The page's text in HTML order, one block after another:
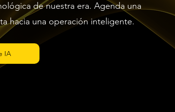
de nuestra era. Agenda una
hacia una operación inteligente.
IA